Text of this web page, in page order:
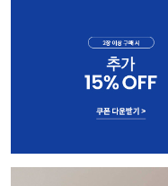
YKK사의 컬러 별 매칭된 지퍼와
독자적으로 개발한 견고한 속 버
기본적인 블랙 컬러부터 세련된
다양한 컬러로 구성되어 선택의